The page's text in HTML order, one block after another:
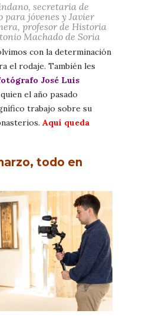
secretaria de
para jóvenes y Javier
profesor de Historia
Machado de Soria
con la determinación
el rodaje. También les
José Luis
el año pasado
trabajo sobre su
Aquí queda
todo en